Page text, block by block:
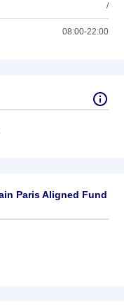
/
08:00-22:00
Paris Aligned Fund